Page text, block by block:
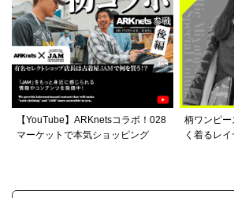
【YouTube】ARKnetsコラボ！028
マーケットで本気ショッピング
柄ワンピ
く着るレ